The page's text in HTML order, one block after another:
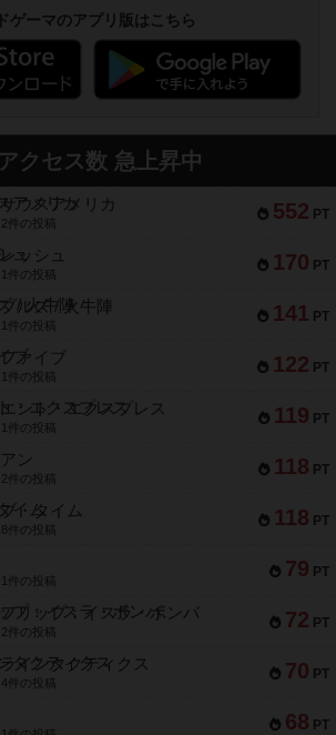
ゲーマのアプリ版はこちら
アクセス数 急上昇中
552 PT
ウスアメリカ
2件の投稿
170 PT
ッシュ
1件の投稿
141 PT
ルズ / 火牛陣
1件の投稿
122 PT
ァイブ
1件の投稿
119 PT
ント・エクスプレス
1件の投稿
118 PT
ン
2件の投稿
118 PT
・タイム
8件の投稿
79 PT
1件の投稿
72 PT
リップ：イスラ・ボンバ
2件の投稿
70 PT
インタクティクス
4件の投稿
68 PT